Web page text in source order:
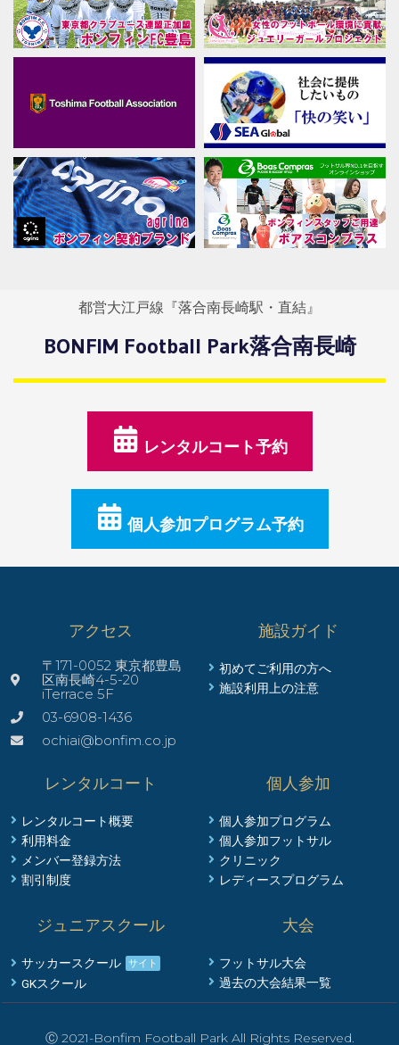
都営大江戸線『落合南長崎駅・直結』
BONFIM Football Park落合南長崎
レンタルコート予約
個人参加プログラム予約
アクセス
〒171-0052 東京都豊島
区南長崎4-5-20
iTerrace 5F
03-6908-1436
ochiai@bonfim.co.jp
施設ガイド
初めてご利用の方へ
施設利用上の注意
レンタルコート
レンタルコート概要
利用料金
メンバー登録方法
割引制度
個人参加
個人参加プログラム
個人参加フットサル
クリニック
レディースプログラム
ジュニアスクール
サッカースクール サイト
GKスクール
大会
フットサル大会
過去の大会結果一覧
Ⓒ 2021-Bonfim Football Park All Rights Reserved.